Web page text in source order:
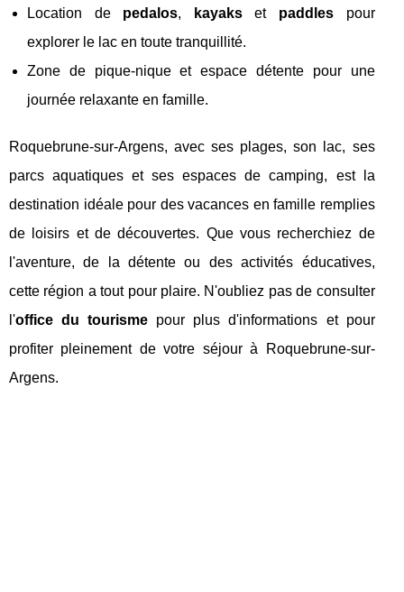
Location de pedalos, kayakset paddles pour
explorer le lac en toute tranquillité.
Zone de pique-nique et espace détente pour une
journée relaxante en famille.
Roquebrune-sur-Argens, avec ses plages, son lac, ses
parcs aquatiques et ses espaces de camping, est la
destination idéale pour des vacances en famille remplies
de loisirs et de découvertes. Que vous recherchiez de
l'aventure, de la détente ou des activités éducatives,
cette région a tout pour plaire. N'oubliez pas de consulter
l'office du tourisme pour plus d'informations et pour
profiter pleinement de votre séjour à Roquebrune-sur-
Argens.